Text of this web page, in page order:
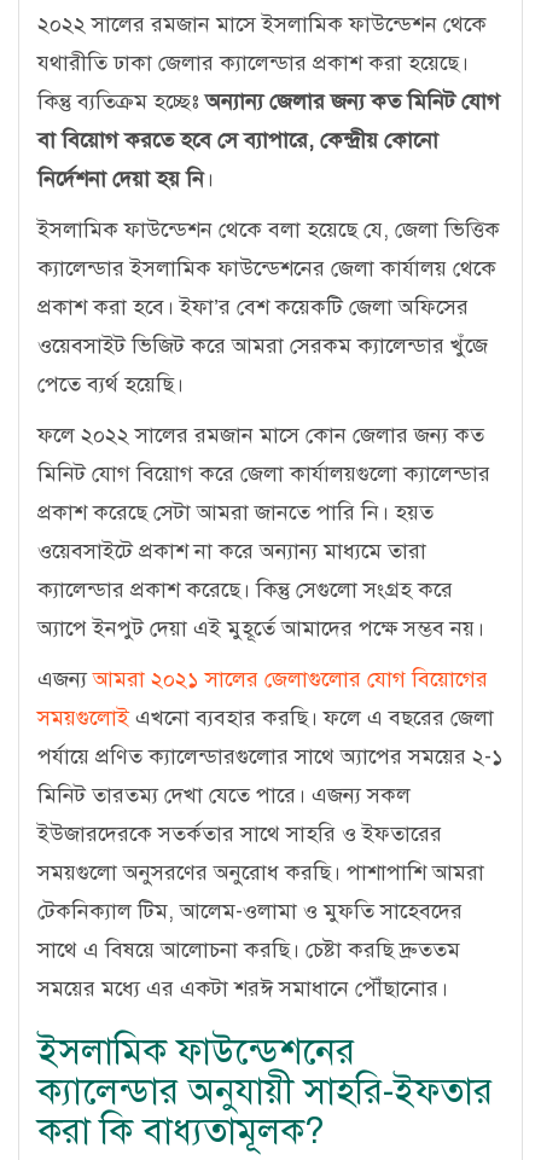
২০২২ সালের রমজান মাসে ইসলামিক ফাউন্ডেশন থেকে
যথারীতি ঢাকা জেলার ক্যালেন্ডার প্রকাশ করা হয়েছে।
কিন্তু ব্যতিক্রম হচ্ছেঃঅন্যান্য জেলার জন্য কত মিনিট যোগ
বা বিয়োগ করতে হবে সে ব্যাপারে, কেন্দ্রীয় কোনো
নির্দেশনা দেয়া হয় নি।
ইসলামিক ফাউন্ডেশন থেকে বলা হয়েছে যে, জেলা ভিত্তিক
ক্যালেন্ডার ইসলামিক ফাউন্ডেশনের জেলা কার্যালয় থেকে
প্রকাশ করা হবে। ইফা’র বেশ কয়েকটি জেলা অফিসের
ওয়েবসাইট ভিজিট করে আমরা সেরকম ক্যালেন্ডার খুঁজে
পেতে ব্যর্থ হয়েছি।
ফলে ২০২২ সালের রমজান মাসে কোন জেলার জন্য কত
মিনিট যোগ বিয়োগ করে জেলা কার্যালয়গুলো ক্যালেন্ডার
প্রকাশ করেছে সেটা আমরা জানতে পারি নি। হয়ত
ওয়েবসাইটে প্রকাশ না করে অন্যান্য মাধ্যমে তারা
ক্যালেন্ডার প্রকাশ করেছে। কিন্তু সেগুলো সংগ্রহ করে
অ্যাপে ইনপুট দেয়া এই মুহূর্তে আমাদের পক্ষে সম্ভব নয়।
এজন্যআমরা ২০২১ সালের জেলাগুলোর যোগ বিয়োগের
সময়গুলোইএখনো ব্যবহার করছি। ফলে এ বছরের জেলা
পর্যায়ে প্রণিত ক্যালেন্ডারগুলোর সাথে অ্যাপের সময়ের ২-১
মিনিট তারতম্য দেখা যেতে পারে। এজন্য সকল
ইউজারদেরকে সতর্কতার সাথে সাহরি ও ইফতারের
সময়গুলো অনুসরণের অনুরোধ করছি। পাশাপাশি আমরা
টেকনিক্যাল টিম, আলেম-ওলামা ও মুফতি সাহেবদের
সাথে এ বিষয়ে আলোচনা করছি। চেষ্টা করছি দ্রুততম
সময়ের মধ্যে এর একটা শরঈ সমাধানে পৌঁছানোর।
ইসলামিক ফাউন্ডেশনের
ক্যালেন্ডার অনুযায়ী সাহরি-ইফতার
করা কি বাধ্যতামূলক?